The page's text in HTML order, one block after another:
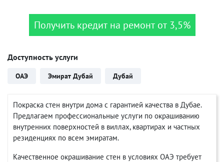
Получить кредит на ремонт от 3,5%
Доступность услуги
ОАЭ Эмират Дубай Дубай
Покраска стен внутри дома с гарантией качества в Дубае.
Предлагаем профессиональные услуги по окрашиванию
внутренних поверхностей в виллах, квартирах и частных
резиденциях по всем эмиратам.
Качественное окрашивание стен в условиях ОАЭ требует